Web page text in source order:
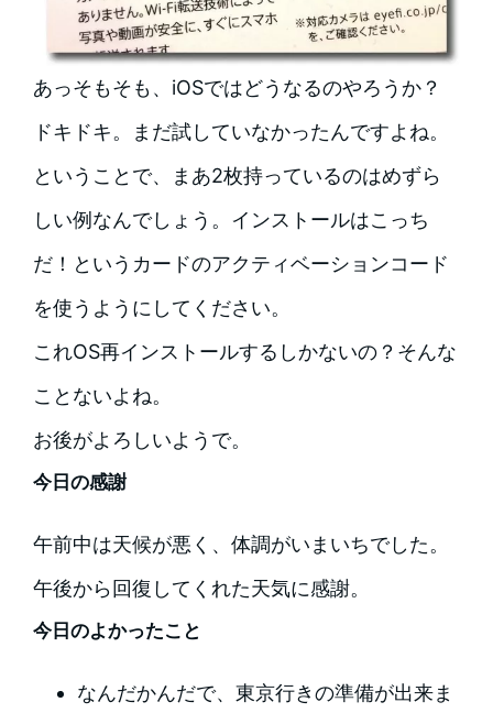
あっそもそも、iOSではどうなるのやろうか？
ドキドキ。まだ試していなかったんですよね。
ということで、まあ2枚持っているのはめずら
しい例なんでしょう。インストールはこっち
だ！というカードのアクティベーションコード
を使うようにしてください。
これOS再インストールするしかないの？そんな
ことないよね。
お後がよろしいようで。
今日の感謝
午前中は天候が悪く、体調がいまいちでした。
午後から回復してくれた天気に感謝。
今日のよかったこと
なんだかんだで、東京行きの準備が出来ま